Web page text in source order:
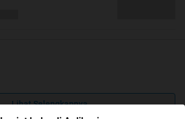
Lihat Selengkapnya